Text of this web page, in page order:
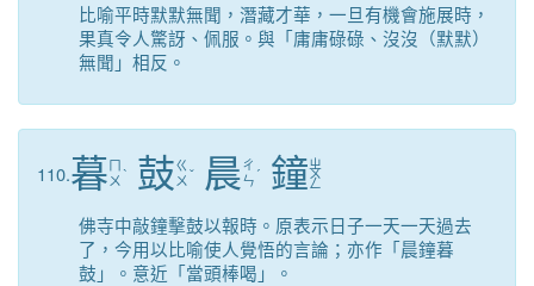
比喻平時默默無聞，潛藏才華，一旦有機會施展時，
果真令人驚訝、佩服。與「庸庸碌碌、沒沒（默默）
無聞」相反。
110.暮 ㄇ
ㄨ ˋ 鼓ㄍ
ㄨ ˇ 晨ㄔ
ㄣ ˊ 鐘ㄓ
ㄨ
ㄥ
佛寺中敲鐘擊鼓以報時。原表示日子一天一天過去
了，今用以比喻使人覺悟的言論；亦作「晨鐘暮
鼓」。意近「當頭棒喝」。